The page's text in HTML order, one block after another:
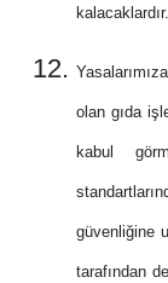
kalacaklardır.
olan gıda
kabul
güvenliğine
tarafından